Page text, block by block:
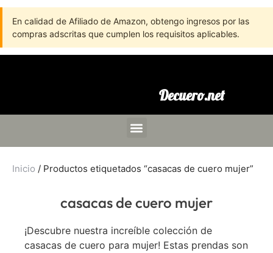
En calidad de Afiliado de Amazon, obtengo ingresos por las
compras adscritas que cumplen los requisitos aplicables.
Decuero.net
Inicio / Productos etiquetados “casacas de cuero mujer”
casacas de cuero mujer
¡Descubre nuestra increíble colección de
casacas de cuero para mujer! Estas prendas son